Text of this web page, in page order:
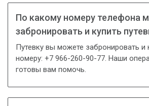
По какому номеру телефона
забронировать и купить
Путевку вы можете забронировать и
номеру: +7 966-260-90-77. Наши
готовы вам помочь.